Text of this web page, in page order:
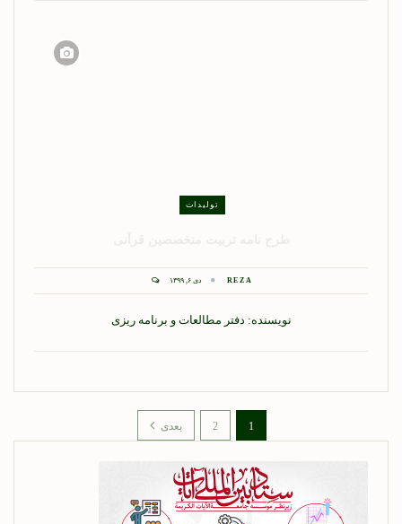
تولیدات
REZA دی ۶, ۱۳۹۹
نویسنده: دفتر مطالعات و برنامه ریزی
1
2 بعدی